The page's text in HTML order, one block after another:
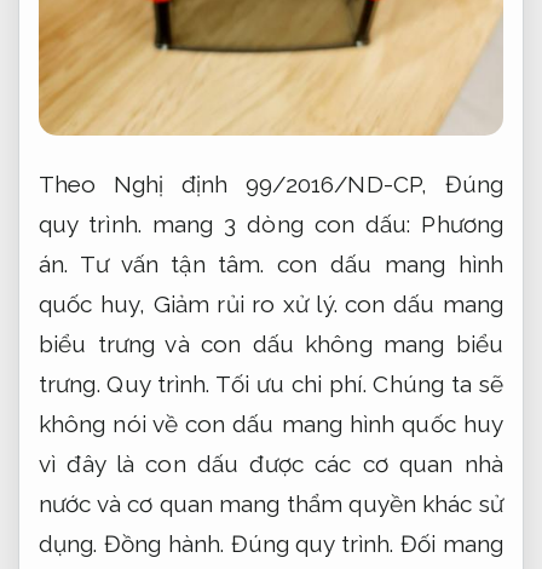
Theo Nghị định 99/2016/ND-CP, Đúng
quy trình. mang 3 dòng con dấu: Phương
án. Tư vấn tận tâm. con dấu mang hình
quốc huy, Giảm rủi ro xử lý. con dấu mang
biểu trưng và con dấu không mang biểu
trưng.Quy trình. Tối ưu chi phí. Chúng ta sẽ
không nói về con dấu mang hình quốc huy
vì đây là con dấu được các cơ quan nhà
nước và cơ quan mang thẩm quyền khác sử
dụng. Đồng hành. Đúng quy trình. Đối mang